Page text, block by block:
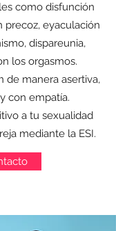
como disfunción
precoz, eyaculación
dispareunia,
los orgasmos.
de manera asertiva,
con empatía.
a tu sexualidad
mediante la ESI.